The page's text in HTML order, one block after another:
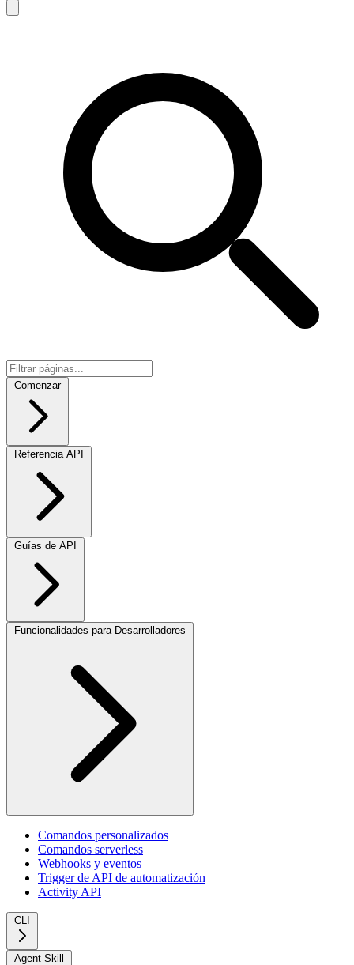
Comenzar
Referencia API
Guías de API
Funcionalidades para Desarrolladores
Comandos personalizados
Comandos serverless
Webhooks y eventos
Trigger de API de automatización
Activity API
CLI
Agent Skill